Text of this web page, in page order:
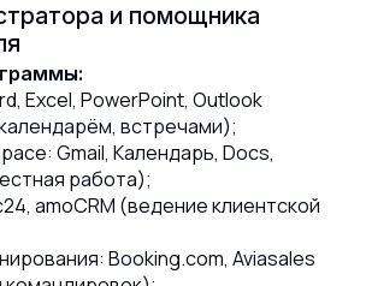
и помощника
Excel, PowerPoint, Outlook
встречами);
Gmail, Календарь, Docs,
работа);
amoCRM (ведение клиентской
Booking.com, Aviasales